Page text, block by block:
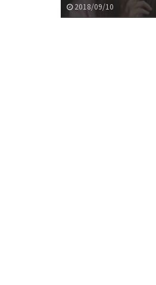
2018/09/10